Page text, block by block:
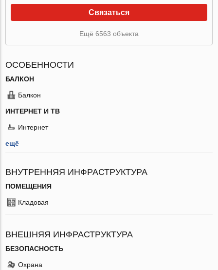
Связаться
Ещё 6563 объекта
ОСОБЕННОСТИ
БАЛКОН
Балкон
ИНТЕРНЕТ И ТВ
Интернет
ещё
ВНУТРЕННЯЯ ИНФРАСТРУКТУРА
ПОМЕЩЕНИЯ
Кладовая
ВНЕШНЯЯ ИНФРАСТРУКТУРА
БЕЗОПАСНОСТЬ
Охрана